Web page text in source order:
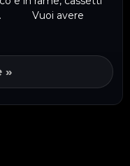
Vuoi avere
»